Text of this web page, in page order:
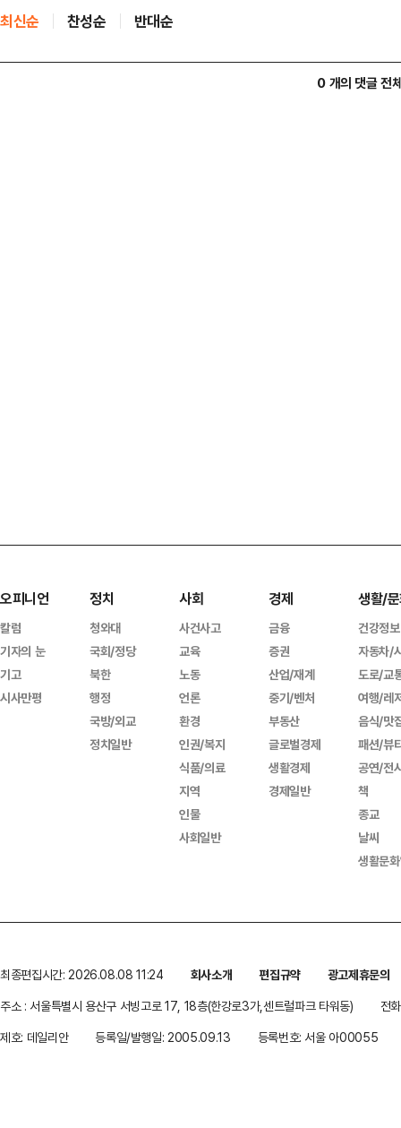
최신순 찬성순 반대순
0 개의 댓글 전
오피니언
칼럼
기자의 눈
기고
시사만평
정치
청와대
국회/정당
북한
행정
국방/외교
정치일반
사회
사건사고
교육
노동
언론
환경
인권/복지
식품/의료
지역
인물
사회일반
경제
금융
증권
산업/재계
중기/벤처
부동산
글로벌경제
생활경제
경제일반
생활/
건강정보
자동차/
도로/교
여행/레
음식/맛
패션/뷰
공연/전
책
종교
날씨
생활문
최종편집시간: 2026.08.08 11:24 회사소개 편집규약
광고제휴문의
주소 : 서울특별시 용산구 서빙고로 17, 18층(한강로3가,센트럴파크 타워동)
전
제호: 데일리안
등록일/발행일: 2005.09.13 등록번호: 서울 아00055